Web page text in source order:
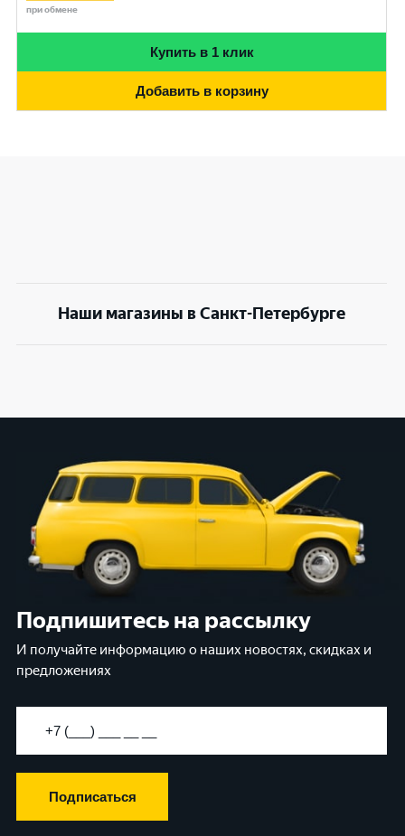
при обмене
Купить в 1 клик
Добавить в корзину
Наши магазины в Санкт-Петербурге
Подпишитесь на рассылку
И получайте информацию о наших новостях, скидках и
предложениях
Подписаться